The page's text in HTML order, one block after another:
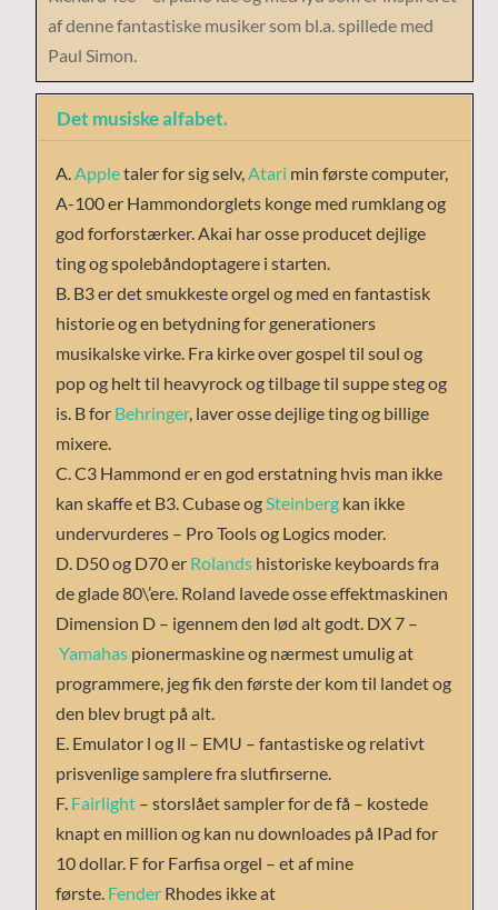
af denne fantastiske musiker som bl.a. spillede med
Paul Simon.
Det musiske alfabet.
A.Appletaler for sig selv,Atari min første computer,
A-100 er Hammondorglets konge med rumklang og
god forforstærker. Akai har osse producet dejlige
ting og spolebåndoptagere i starten.
B. B3 er det smukkeste orgel og med en fantastisk
historie og en betydning for generationers
musikalske virke. Fra kirke over gospel til soul og
pop og helt til heavyrock og tilbage til suppe steg og
is. B for Behringer, laver osse dejlige ting og billige
mixere.
C. C3 Hammond er en god erstatning hvis man ikke
kan skaffe et B3. Cubase ogSteinberg kan ikke
undervurderes – Pro Tools og Logics moder.
D. D50 og D70 er Rolands historiske keyboards fra
de glade 80\’ere. Roland lavede osse effektmaskinen
Dimension D – igennem den lød alt godt. DX 7 –
Yamahas pionermaskine og nærmest umulig at
programmere, jeg fik den første der kom til landet og
den blev brugt på alt.
E. Emulator l og ll – EMU – fantastiske og relativt
prisvenlige samplere fra slutfirserne.
F. Fairlight – storslået sampler for de få – kostede
knapt en million og kan nu downloades på IPad for
10 dollar. F for Farfisa orgel – et af mine
første. Fender Rhodes ikke at